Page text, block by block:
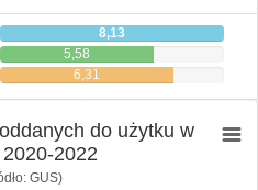
8,13
5,58
6,31
do użytku w
2020-2022
GUS)